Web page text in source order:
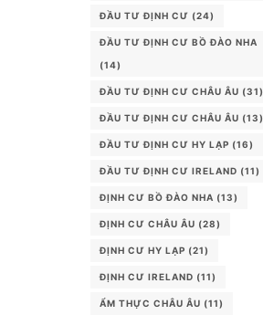
ĐẦU TƯ ĐỊNH CƯ (24)
ĐẦU TƯ ĐỊNH CƯ BỒ ĐÀO NHA
(14)
ĐẦU TƯ ĐỊNH CƯ CHÂU ÂU (31)
ĐẦU TƯ ĐỊNH CƯ CHÂU ÂU (13)
ĐẦU TƯ ĐỊNH CƯ HY LẠP (16)
ĐẦU TƯ ĐỊNH CƯ IRELAND (11)
ĐỊNH CƯ BỒ ĐÀO NHA (13)
ĐỊNH CƯ CHÂU ÂU (28)
ĐỊNH CƯ HY LẠP (21)
ĐỊNH CƯ IRELAND (11)
ẨM THỰC CHÂU ÂU (11)